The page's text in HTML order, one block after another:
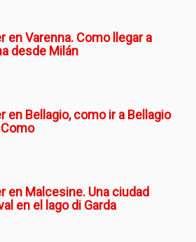
en Varenna. Como llegar a
desde Milán
en Bellagio, como ir a Bellagio
en Malcesine. Una ciudad
en el lago di Garda